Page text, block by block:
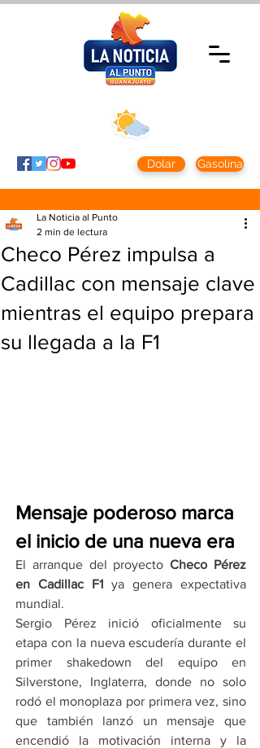
Dolar Gasolina
Checo Pérez impulsa a
Cadillac con mensaje clave
mientras el equipo prepara
su llegada a la F1
La Noticia al Punto
2 min de lectura
Mensaje poderoso marca
el inicio de una nueva era
El arranque del proyecto Checo Pérez
en Cadillac F1 ya genera expectativa
mundial.
Sergio Pérez inició oficialmente su
etapa con la nueva escudería durante el
primer shakedown del equipo en
Silverstone, Inglaterra, donde no solo
rodó el monoplaza por primera vez, sino
que también lanzó un mensaje que
encendió la motivación interna y la